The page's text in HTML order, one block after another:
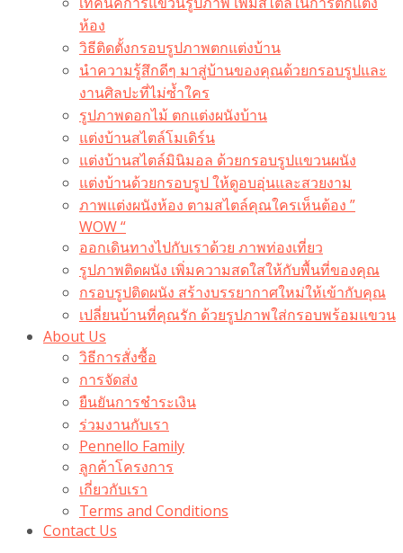
ห้อง
วิธีติดตั้งกรอบรูปภาพตกแต่งบ้าน
นำความรู้สึกดีๆ มาสู่บ้านของคุณด้วยกรอบรูปและ
งานศิลปะที่ไม่ซ้ำใคร
รูปภาพดอกไม้ ตกแต่งผนังบ้าน
แต่งบ้านสไตล์โมเดิร์น
แต่งบ้านสไตล์มินิมอล ด้วยกรอบรูปแขวนผนัง
แต่งบ้านด้วยกรอบรูป ให้ดูอบอุ่นและสวยงาม
ภาพแต่งผนังห้อง ตามสไตล์คุณใครเห็นต้อง ”
WOW “
ออกเดินทางไปกับเราด้วย ภาพท่องเที่ยว
รูปภาพติดผนัง เพิ่มความสดใสให้กับพื้นที่ของคุณ
กรอบรูปติดผนัง สร้างบรรยากาศใหม่ให้เข้ากับคุณ
เปลี่ยนบ้านที่คุณรัก ด้วยรูปภาพใส่กรอบพร้อมแขวน​
About Us
วิธีการสั่งซื้อ
การจัดส่ง
ยืนยันการชำระเงิน
ร่วมงานกับเรา
Pennello Family
ลูกค้าโครงการ
เกี่ยวกับเรา
Terms and Conditions
Contact Us